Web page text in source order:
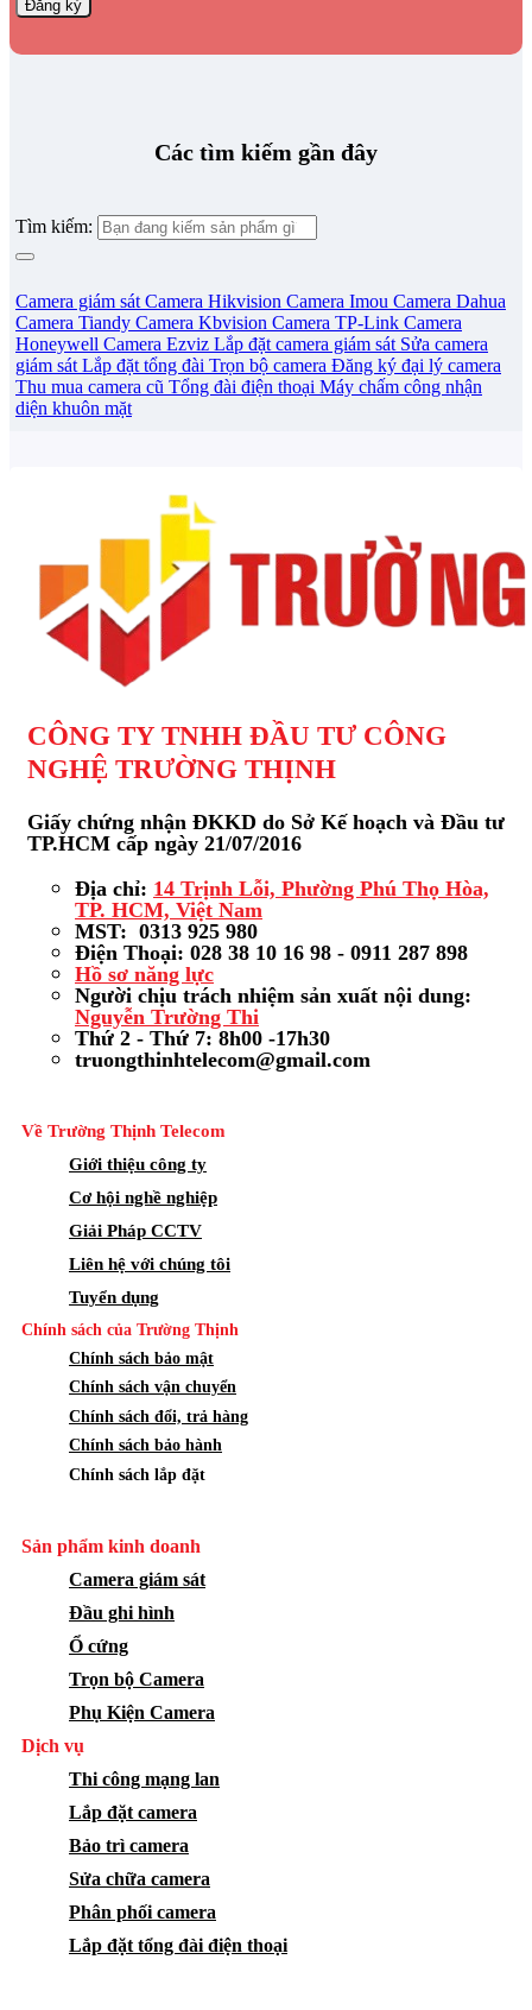
Các tìm kiếm gần đây
Tìm kiếm:
Camera giám sát Camera Hikvision Camera Imou Camera Dahua
Camera Tiandy Camera Kbvision Camera TP-Link Camera
Honeywell Camera Ezviz Lắp đặt camera giám sát Sửa camera
giám sát Lắp đặt tổng đài Trọn bộ camera Đăng ký đại lý camera
Thu mua camera cũ Tổng đài điện thoại Máy chấm công nhận
diện khuôn mặt
CÔNG TY TNHH ĐẦU TƯ CÔNG
NGHỆ TRƯỜNG THỊNH
Giấy chứng nhận ĐKKD do Sở Kế hoạch và Đầu tư
TP.HCM cấp ngày 21/07/2016
Địa chỉ: 14 Trịnh Lỗi, Phường Phú Thọ Hòa,
TP. HCM, Việt Nam
MST: 0313 925 980
Điện Thoại: 028 38 10 16 98 - 0911 287 898
Hồ sơ năng lực
Người chịu trách nhiệm sản xuất nội dung:
Nguyễn Trường Thi
Thứ 2 - Thứ 7: 8h00 -17h30
truongthinhtelecom@gmail.com
Về Trường Thịnh Telecom
Giới thiệu công ty
Cơ hội nghề nghiệp
Giải Pháp CCTV
Liên hệ với chúng tôi
Tuyển dụng
Chính sách của Trường Thịnh
Chính sách bảo mật
Chính sách vận chuyển
Chính sách đổi, trả hàng
Chính sách bảo hành
Chính sách lắp đặt
Sản phẩm kinh doanh
Camera giám sát
Đầu ghi hình
Ổ cứng
Trọn bộ Camera
Phụ Kiện Camera
Dịch vụ
Thi công mạng lan
Lắp đặt camera
Bảo trì camera
Sửa chữa camera
Phân phối camera
Lắp đặt tổng đài điện thoại